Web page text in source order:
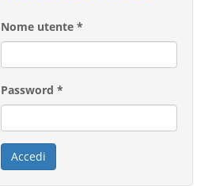
Nome utente *
Password *
Accedi